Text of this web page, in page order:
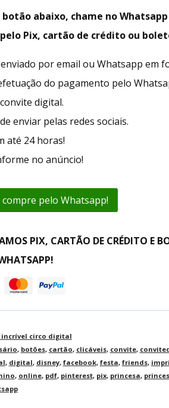
botão abaixo, chame no
Pix, cartão de crédito ou
por email ou Whatsapp em
do pagamento pelo
digital.
enviar pelas redes sociais.
até 24 horas!
no anúncio!
compre pelo Whatsapp!
PIX, CARTÃO DE CRÉDITO E
incrível circo digital
, botões, cartão, clicáveis, convite,
, digital, disney, facebook, festa, friends,
, online, pdf, pinterest, pix, princesa,